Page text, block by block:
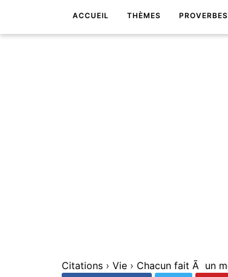
ACCUEIL THÈMES PROVERBES
Citations › Vie ›